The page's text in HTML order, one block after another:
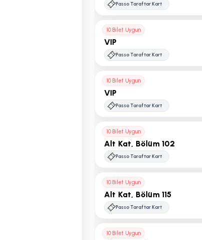
Passo Taraftar Kart
10 Bilet Uygun
VIP
Passo Taraftar Kart
10 Bilet Uygun
VIP
Passo Taraftar Kart
10 Bilet Uygun
Alt Kat, Bölüm 102
Passo Taraftar Kart
10 Bilet Uygun
Alt Kat, Bölüm 115
Passo Taraftar Kart
10 Bilet Uygun